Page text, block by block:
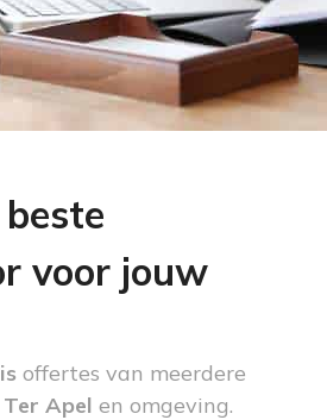
voor jouw
offertes van meerdere
Ter Apel en omgeving.